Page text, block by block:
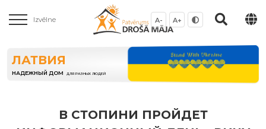
Izvēlne A- A+
ЛАТВИЯ
НАДЕЖНЫЙ ДОМ ДЛЯ РАЗНЫХ ЛЮДЕЙ
В СТОПИНИ ПРОЙДЕТ